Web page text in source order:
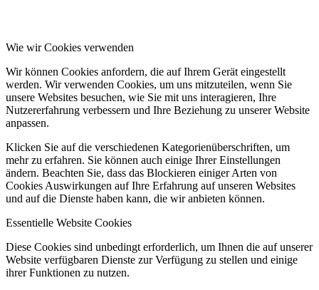
Wie wir Cookies verwenden
Wir können Cookies anfordern, die auf Ihrem Gerät eingestellt
werden. Wir verwenden Cookies, um uns mitzuteilen, wenn Sie
unsere Websites besuchen, wie Sie mit uns interagieren, Ihre
Nutzererfahrung verbessern und Ihre Beziehung zu unserer Website
anpassen.
Klicken Sie auf die verschiedenen Kategorienüberschriften, um
mehr zu erfahren. Sie können auch einige Ihrer Einstellungen
ändern. Beachten Sie, dass das Blockieren einiger Arten von
Cookies Auswirkungen auf Ihre Erfahrung auf unseren Websites
und auf die Dienste haben kann, die wir anbieten können.
Essentielle Website Cookies
Diese Cookies sind unbedingt erforderlich, um Ihnen die auf unserer
Website verfügbaren Dienste zur Verfügung zu stellen und einige
ihrer Funktionen zu nutzen.